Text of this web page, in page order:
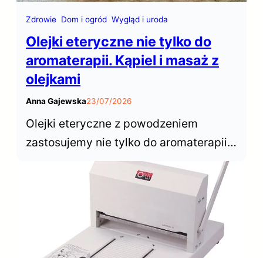
Zdrowie Dom i ogród Wygląd i uroda
Olejki eteryczne nie tylko do
aromaterapii. Kąpiel i masaż z
olejkami
Anna Gajewska23/07/2026
Olejki eteryczne z powodzeniem
zastosujemy nie tylko do aromaterapii z
użyciem dyfuzora czy kominka. Nadają
się do kąpieli, pod prysznic i do
masażu. Dowiedz się jak je bezpiecznie